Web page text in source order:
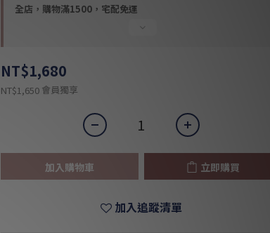
全店，購物滿1500，宅配免運
NT$1,680
NT$1,650 會員獨享
加入購物車 立即購買
加入追蹤清單